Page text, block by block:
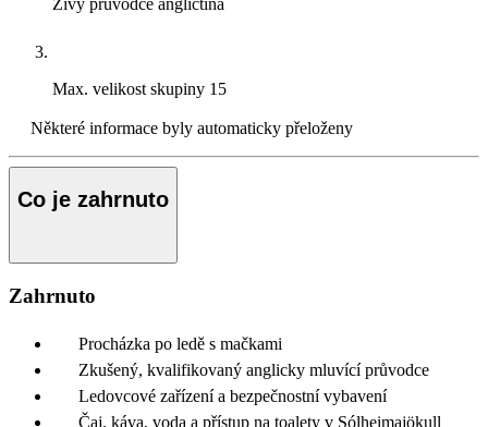
Max. velikost skupiny 15
Některé informace byly automaticky přeloženy
Co je zahrnuto
Zahrnuto
Procházka po ledě s mačkami
Zkušený, kvalifikovaný anglicky mluvící průvodce
Ledovcové zařízení a bezpečnostní vybavení
Čaj, káva, voda a přístup na toalety v Sólheimajökull